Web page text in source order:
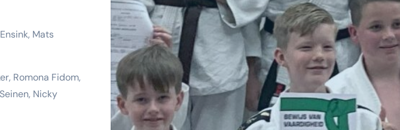
Mats
Romona Fidom,
Nicky